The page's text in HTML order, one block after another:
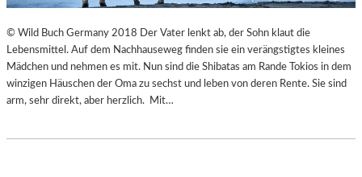
© Wild Buch Germany 2018 Der Vater lenkt ab, der Sohn klaut die
Lebensmittel. Auf dem Nachhauseweg finden sie ein verängstigtes kleines
Mädchen und nehmen es mit. Nun sind die Shibatas am Rande Tokios in dem
winzigen Häuschen der Oma zu sechst und leben von deren Rente. Sie sind
arm, sehr direkt, aber herzlich. Mit…